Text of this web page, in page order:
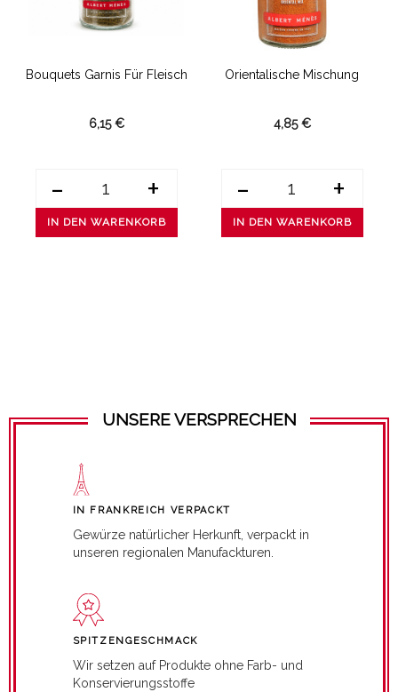
Bouquets Garnis Für Fleisch
6,15 €
- +
IN DEN WARENKORB
Orientalische Mischung
4,85 €
- +
IN DEN WARENKORB
UNSERE VERSPRECHEN
IN FRANKREICH VERPACKT
Gewürze natürlicher Herkunft, verpackt in
unseren regionalen Manufackturen.
SPITZENGESCHMACK
Wir setzen auf Produkte ohne Farb- und
Konservierungsstoffe